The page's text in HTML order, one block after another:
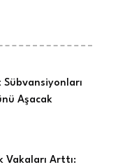
Aşacak
Vakaları Arttı: